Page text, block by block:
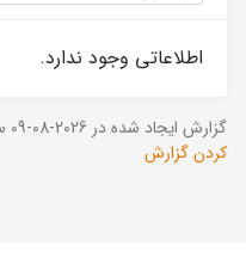
اطلاعاتی وجود ندارد.
گزارش ایجاد شده در 2026-08-09 ساعت 17:13:00 (UTC +03:30).
کردن گزارش